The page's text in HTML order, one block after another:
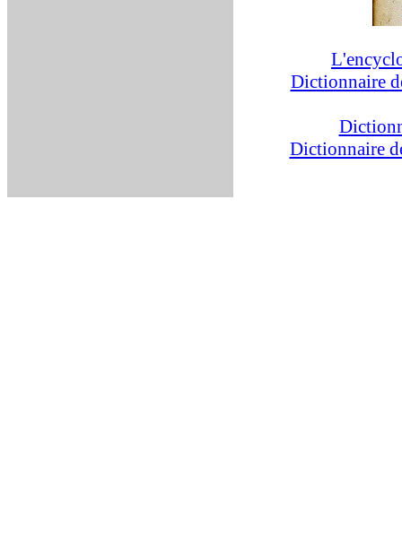
Dictionnaire
Dictionnaire